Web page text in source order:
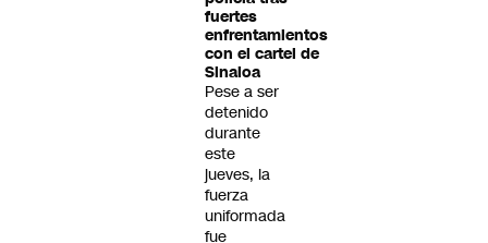
fuertes
enfrentamientos
con el cartel de
Sinaloa
Pese a ser
detenido
durante
este
jueves, la
fuerza
uniformada
fue